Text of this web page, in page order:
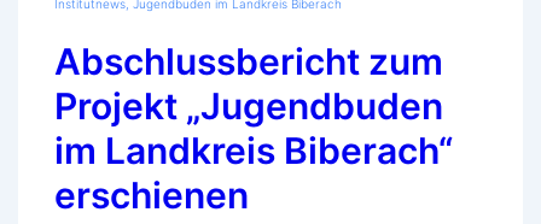
Institutnews Jugendbuden im Landkreis Biberach
Abschlussbericht zum
Projekt „Jugendbuden
im Landkreis Biberach“
erschienen